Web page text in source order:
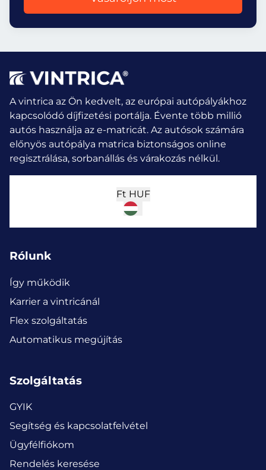
A vintrica az Ön kedvelt, az európai autópályákhoz
kapcsolódó díjfizetési portálja. Évente több millió
autós használja az e-matricát. Az autósok számára
előnyös autópálya matrica biztonságos online
regisztrálása, sorbanállás és várakozás nélkül.
Ft HUF
Rólunk
Így működik
Karrier a vintricánál
Flex szolgáltatás
Automatikus megújítás
Szolgáltatás
GYIK
Segítség és kapcsolatfelvétel
Ügyfélfiókom
Rendelés keresése